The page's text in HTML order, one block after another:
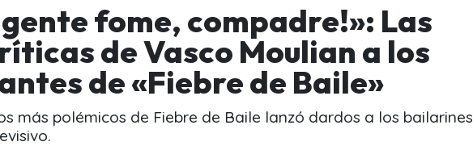
gente fome, compadre!»: Las
de Vasco Moulian a los
de «Fiebre de Baile»
más polémicos de Fiebre de Baile lanzó dardos a los bailarines